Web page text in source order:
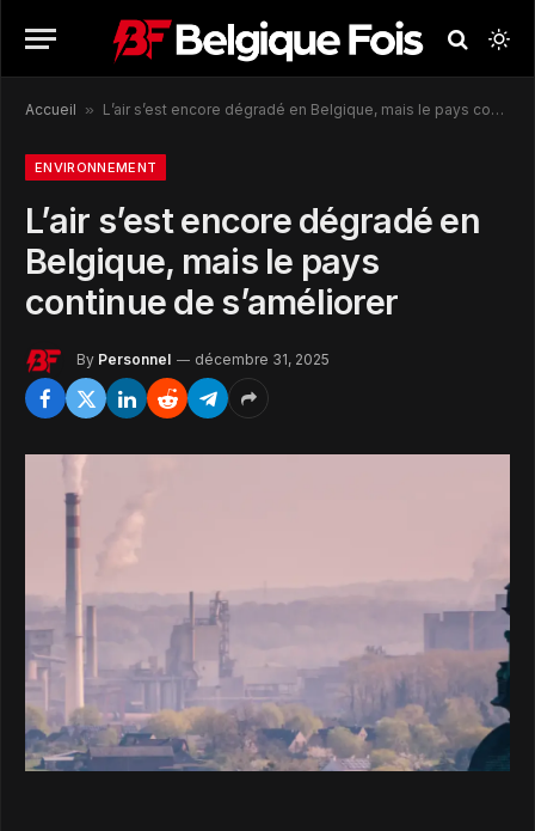
Accueil » L’air s’est encore dégradé en Belgique, mais le pays continue de s’améliorer
ENVIRONNEMENT
L’air s’est encore dégradé en
Belgique, mais le pays
continue de s’améliorer
By Personnel décembre 31, 2025